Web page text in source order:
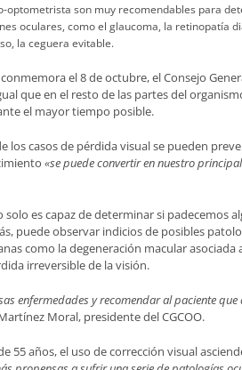
optometrista son muy recomendables para
oculares, como el glaucoma, la retinopatía
la ceguera evitable.
el 8 de octubre, el Consejo
que en el resto de las partes del
el mayor tiempo posible.
los casos de pérdida visual se pueden
«se puede convertir en nuestro
es capaz de determinar si padecemos
puede observar indicios de posibles
como la degeneración macular asociada
irreversible de la visión.
enfermedades y recomendar al paciente
Moral, presidente del CGCOO.
años, el uso de corrección visual